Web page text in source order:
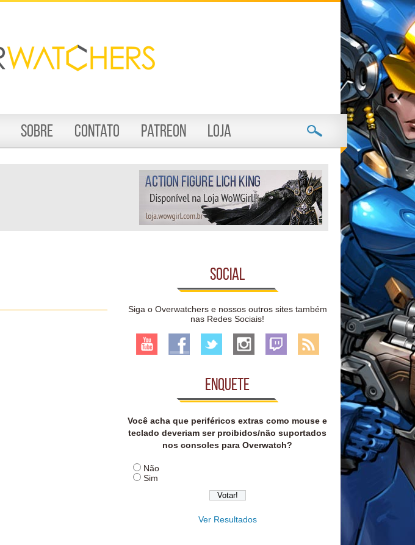
Sobre Contato Patreon Loja
Social
Siga o Overwatchers e nossos outros sites também
nas Redes Sociais!
Enquete
Você acha que periféricos extras como mouse e
teclado deveriam ser proibidos/não suportados
nos consoles para Overwatch?
Não
Sim
Ver Resultados